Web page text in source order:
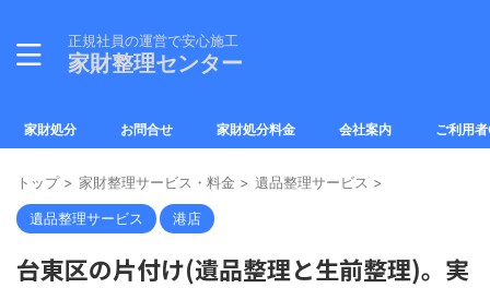
正規社員の運営で安心施工
家財整理センター
家財処分 お問合せ 家財処分料金 会社案内 ご利用
トップ > 家財整理サービス・料金 > 遺品整理サービス >
遺品整理サービス 港店
台東区の片付け(遺品整理と生前整理)。実